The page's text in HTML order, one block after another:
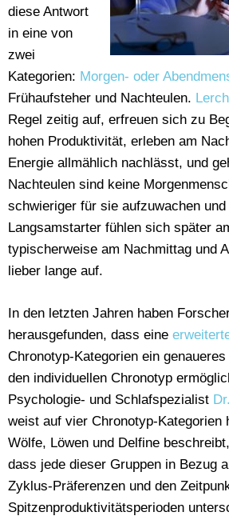
diese Antwort
in eine von
zwei
Kategorien: Morgen- oder
Frühaufsteher und Nachteulen.
Regel zeitig auf, erfreuen sich zu
hohen Produktivität, erleben am
Energie allmählich nachlässt, und
Nachteulen sind keine
schwieriger für sie aufzuwachen
Langsamstarter fühlen sich später
typischerweise am Nachmittag und
lieber lange auf.
In den letzten Jahren haben
herausgefunden, dass eine
Chronotyp-Kategorien ein
den individuellen Chronotyp
Psychologie- und Schlafspezialist
weist auf vier Chronotyp-Kategorien
Wölfe, Löwen und Delfine
dass jede dieser Gruppen in Bezug
Zyklus-Präferenzen und den
Spitzenproduktivitätsperioden